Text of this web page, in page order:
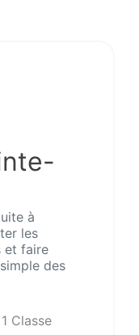
à
les
et faire
des
Classe